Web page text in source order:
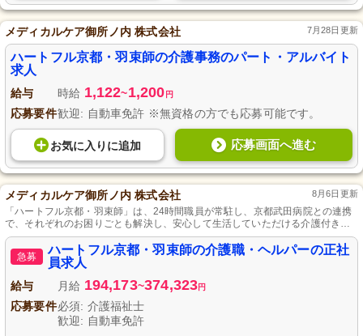
メディカルケア御所ノ内 株式会社 7月28日更新
ハートフル京都・羽束師の介護事務のパート・アルバイト
求人
給与 時給 1,122~1,200 円
応募要件歓迎: 自動車免許 ※無資格の方でも応募可能です。
お気に入り に追加 応募画面へ進む
メディカルケア御所ノ内 株式会社 8月6日更新
「ハートフル京都・羽束師」は、24時間職員が常駐し、京都武田病院との連携
で、それぞれのお困りごとも解決し、安心して生活していただける介護付き有
料老人ホームです。
急募
ハートフル京都・羽束師の介護職・ヘルパーの正社
員求人
給与 月給 194,173~374,323円
応募要件必須: 介護福祉士
歓迎: 自動車免許